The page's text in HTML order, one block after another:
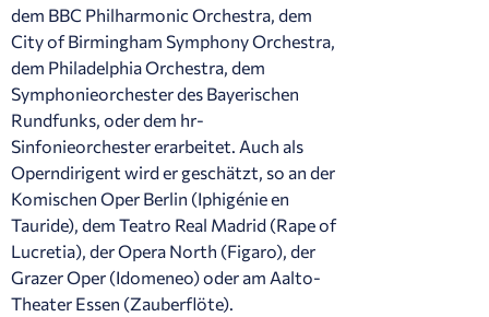
dem BBC Philharmonic Orchestra, dem
City of Birmingham Symphony Orchestra,
dem Philadelphia Orchestra, dem
Symphonieorchester des Bayerischen
Rundfunks, oder dem hr-
Sinfonieorchester erarbeitet. Auch als
Operndirigent wird er geschätzt, so an der
Komischen Oper Berlin (Iphigénie en
Tauride), dem Teatro Real Madrid (Rape of
Lucretia), der Opera North (Figaro), der
Grazer Oper (Idomeneo) oder am Aalto-
Theater Essen (Zauberflöte).